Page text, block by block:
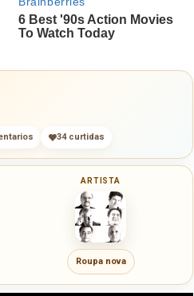
34 curtidas
ARTISTA
Roupa nova